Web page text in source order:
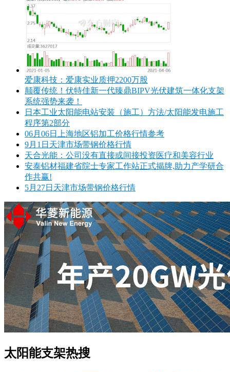
爱康科技：爱康实业质押2200万股
颠覆传统！伏特佳新一代臻鼎BIPV光伏建筑一体化支架
系统强势来袭！
日本工业太阳能电站安装（施工）方法/太阳能发电施工
程序第2部分
06月06日上海地区铝加工价格行情参考
9月1日天津市场带钢价格行情
天合光能：公司没有直接或间接投资医疗和美容行业
安泰铝材福建省院士专家工作站正式揭牌,助力产学研合
作共赢!
5月27日天津市场带钢价格行情
太阳能支架热搜